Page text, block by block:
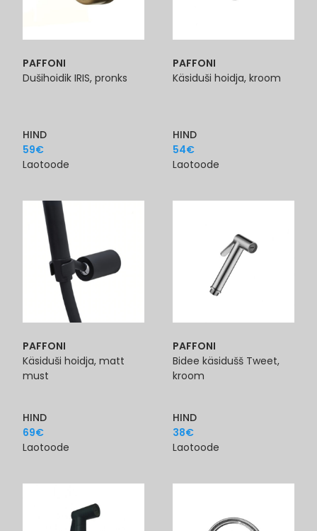
PAFFONI
Dušihoidik IRIS, pronks
HIND
59€
Laotoode
PAFFONI
Käsiduši hoidja, kroom
HIND
54€
Laotoode
PAFFONI
Käsiduši hoidja, matt
must
HIND
69€
Laotoode
PAFFONI
Bidee käsidušš Tweet,
kroom
HIND
38€
Laotoode